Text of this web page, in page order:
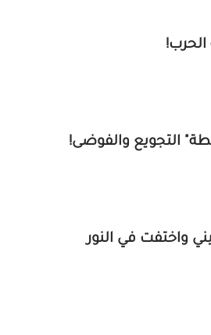
التجويع والفوضى!
واختفت في النور